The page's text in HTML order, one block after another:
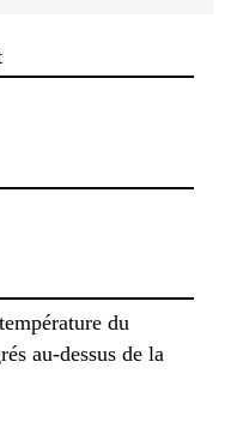
du
au-dessus de la